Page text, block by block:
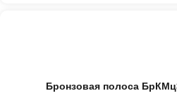
Бронзовая полоса